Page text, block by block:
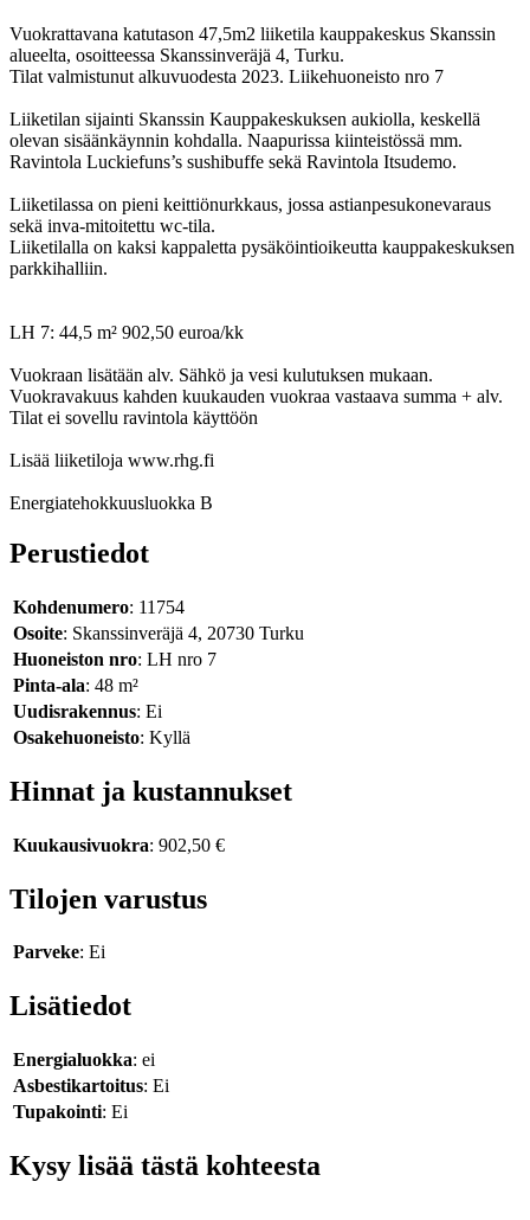
Vuokrattavana katutason 47,5m2 liiketila kauppakeskus Skanssin
alueelta, osoitteessa Skanssinveräjä 4, Turku.
Tilat valmistunut alkuvuodesta 2023. Liikehuoneisto nro 7
Liiketilan sijainti Skanssin Kauppakeskuksen aukiolla, keskellä
olevan sisäänkäynnin kohdalla. Naapurissa kiinteistössä mm.
Ravintola Luckiefuns’s sushibuffe sekä Ravintola Itsudemo.
Liiketilassa on pieni keittiönurkkaus, jossa astianpesukonevaraus
sekä inva-mitoitettu wc-tila.
Liiketilalla on kaksi kappaletta pysäköintioikeutta kauppakeskuksen
parkkihalliin.
LH 7: 44,5 m² 902,50 euroa/kk
Vuokraan lisätään alv. Sähkö ja vesi kulutuksen mukaan.
Vuokravakuus kahden kuukauden vuokraa vastaava summa + alv.
Tilat ei sovellu ravintola käyttöön
Lisää liiketiloja www.rhg.fi
Energiatehokkuusluokka B
Perustiedot
Kohdenumero: 11754
Osoite: Skanssinveräjä 4, 20730 Turku
Huoneiston nro: LH nro 7
Pinta-ala: 48 m²
Uudisrakennus: Ei
Osakehuoneisto: Kyllä
Hinnat ja kustannukset
Kuukausivuokra: 902,50 €
Tilojen varustus
Parveke: Ei
Lisätiedot
Energialuokka: ei
Asbestikartoitus: Ei
Tupakointi: Ei
Kysy lisää tästä kohteesta